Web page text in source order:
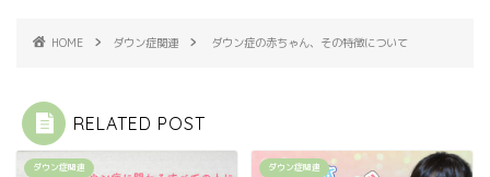
HOME ダウン症関連 ダウン症の赤ちゃん、その特徴について
RELATED POST
ダウン症関連 ダウン症関連